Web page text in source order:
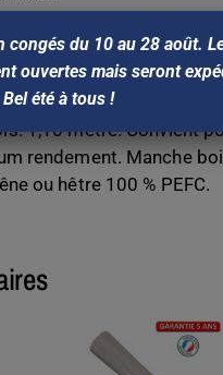
1,10 mètre. Convient
rendement. Manche
ou hêtre 100 % PEFC.
congés du 10 au 28 août.
ouvertes mais seront
été à tous !